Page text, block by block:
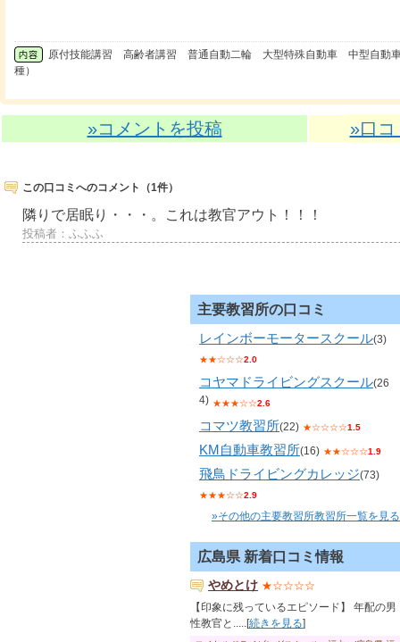
原付技能講習 高齢者講習 普通自動二輪 大型特殊自動車 中型自動
種）
»コメントを投稿 »口
この口コミへのコメント（1件）
隣りで居眠り・・・。これは教官アウト！！！
投稿者：ふふふ
主要教習所の口コミ
レインボーモータースクール(3)
★★☆☆☆2.0
コヤマドライビングスクール(26
4) ★★★☆☆2.6
コマツ教習所(22) ★☆☆☆☆1.5
KM自動車教習所(16) ★★☆☆☆1.9
飛鳥ドライビングカレッジ(73)
★★★☆☆2.9
»その他の主要教習所教習所一覧を見る
広島県 新着口コミ情報
やめとけ ★☆☆☆☆
【印象に残っているエピソード】 年配の男
性教官と.....[続きを見る]